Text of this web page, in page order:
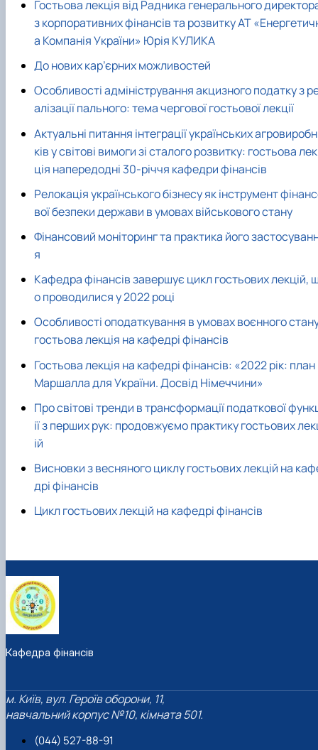
Гостьова лекція від Радника генерального
з корпоративних фінансів та розвитку АТ
а Компанія України» Юрія КУЛИКА
До нових кар’єрних можливостей
Особливості адміністрування акцизного податку з
алізації пального: тема чергової гостьової лекції
Актуальні питання інтеграції українських
ків у світові вимоги зі сталого розвитку: гостьова лек
ція напередодні 30-річчя кафедри фінансів
Релокація українського бізнесу як інструмент
вої безпеки держави в умовах військового стану
Фінансовий моніторинг та практика його
я
Кафедра фінансів завершує цикл гостьових лекцій,
о проводилися у 2022 році
Особливості оподаткування в умовах воєнного
гостьова лекція на кафедрі фінансів
Гостьова лекція на кафедрі фінансів: «2022 рік: план
Маршалла для України. Досвід Німеччини»
Про світові тренди в трансформації податкової
ії з перших рук: продовжуємо практику гостьових
ій
Висновки з весняного циклу гостьових лекцій на
дрі фінансів
Цикл гостьових лекцій на кафедрі фінансів
Кафедра фінансів
м. Київ, вул. Героїв оборони, 11,
навчальний корпус №10, кімната 501.
(044) 527-88-91